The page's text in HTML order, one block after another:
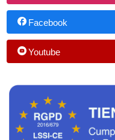
Facebook
Youtube